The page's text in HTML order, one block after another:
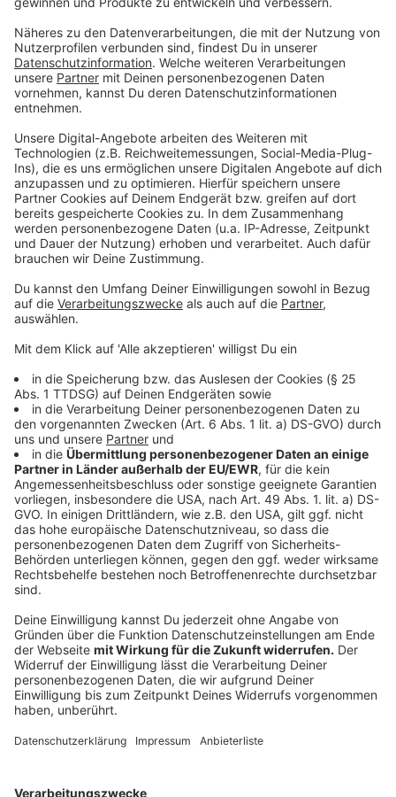
Dadurch, dass man sich auf Verwendung von
Bluetooth LEgeeinigt hat, sei ein schneller leerer
Akku eigentlich ausgeschlossen. LE steht für Low
Engergy (geringen Strombedarf). Die Entwickler
versprechen, dass das Nutzen der App längst nicht so
viel Strom verbraucht, wie das Streamen von Musik
auf einen Bluetooth-Lautsprecher. Trotzdem wird die
Praxis am Ende zeigen, wie es um die Akkus ausschaut.
Anzeige
So kann die App zu einem Erfolg werden
Anzeige
Studien zufolge sollten 60 Prozent der Bevölkerung
eines jeweiligen Landes eine solche App verwenden,
damit sie Erfolg hat. Die Bundesregierung sieht aber
schon positive Auswirkungen bei einer deutlich
geringeren Anzahl an Nutzern: "Jeder, der zusätzlich
mitmacht, ist eine Hilfe, um Kontaktketten
nachzuverfolgen", sagt die stellvertretende
Regierungssprecherin Ulrike Demmer.
Anzeige
Viele wollen aber offenbar die App nicht benutzen.
Gründe dafür seien vor allem Bedenken beim
Datenschutz und der Überwachung. Die App wird aber
mit Sicherheit nicht jedem Bürger vorgeschrieben: "Da
warnen kann und so dabei hilft, dass sich Bürgerinnen
Grundrechte gerade nicht eingegriffen", sagt Demmer